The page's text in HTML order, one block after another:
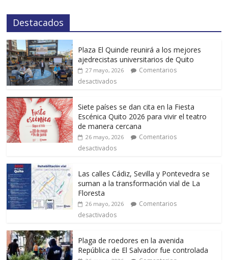
Destacados
Plaza El Quinde reunirá a los mejores
ajedrecistas universitarios de Quito
27 mayo, 2026
Comentarios
desactivados
Siete países se dan cita en la Fiesta
Escénica Quito 2026 para vivir el teatro
de manera cercana
26 mayo, 2026
Comentarios
desactivados
Las calles Cádiz, Sevilla y Pontevedra se
suman a la transformación vial de La
Floresta
26 mayo, 2026
Comentarios
desactivados
Plaga de roedores en la avenida
República de El Salvador fue controlada